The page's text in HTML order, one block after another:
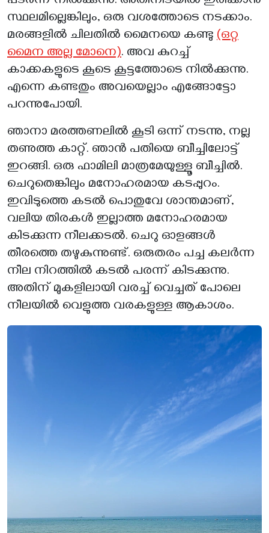
സ്ഥലമില്ലെങ്കിലും, ഒരു വശത്തോടെ നടക്കാം.
മരങ്ങളിൽ ചിലതിൽ മൈനയെ കണ്ടു (ഒറ്റ
മൈന അല്ല മോനെ). അവ കുറച്ച്
കാക്കകളുടെ കൂടെ കൂട്ടത്തോടെ നിൽക്കുന്നു.
എന്നെ കണ്ടതും അവയെല്ലാം എങ്ങോട്ടോ
പറന്നുപോയി.
ഞാനാ മരത്തണലിൽ കൂടി ഒന്ന് നടന്നു, നല്ല
തണുത്ത കാറ്റ്. ഞാൻ പതിയെ ബീച്ചിലോട്ട്
ഇറങ്ങി. ഒരു ഫാമിലി മാത്രമേയുള്ളൂ ബീച്ചിൽ.
ചെറുതെങ്കിലും മനോഹരമായ കടപ്പുറം.
ഇവിടുത്തെ കടൽ പൊതുവേ ശാന്തമാണ്,
വലിയ തിരകൾ ഇല്ലാത്ത മനോഹരമായ
കിടക്കുന്ന നീലക്കടൽ. ചെറു ഓളങ്ങൾ
തീരത്തെ തഴുകുന്നുണ്ട്. ഒരുതരം പച്ച കലർന്ന
നീല നിറത്തിൽ കടൽ പരന്ന് കിടക്കുന്നു.
അതിന് മുകളിലായി വരച്ച് വെച്ചത് പോലെ
നീലയിൽ വെളുത്ത വരകളുള്ള ആകാശം.